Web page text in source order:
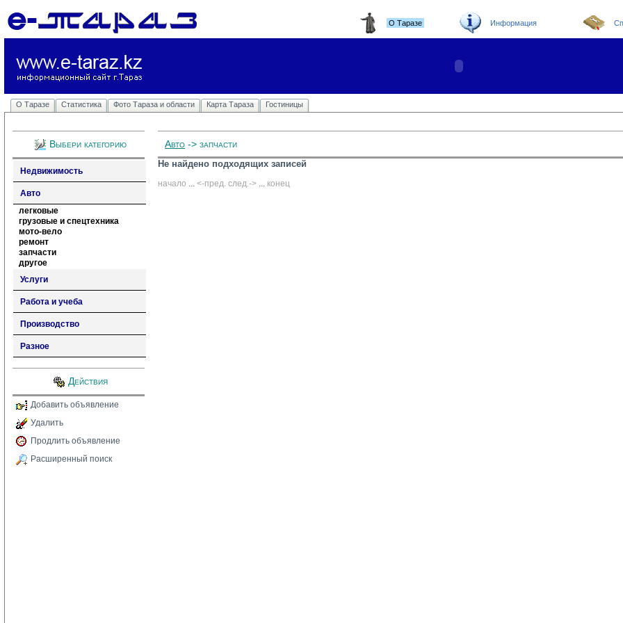
О Таразе Информация
О Таразе Статистика Фото Тараза и области Карта Тараза Гостиницы
Выбери категорию
Недвижимость
Авто
легковые
грузовые и спецтехника
мото-вело
ремонт
запчасти
другое
Услуги
Работа и учеба
Производство
Разное
Действия
Добавить объявление
Удалить
Продлить объявление
Расширенный поиск
Авто -> запчасти
Не найдено подходящих записей
начало ... <-пред. след.-> ... конец